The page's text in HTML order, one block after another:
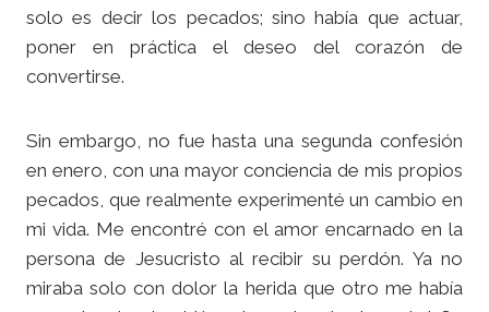
solo es decir los pecados; sino había que actuar,
poner en práctica el deseo del corazón de
convertirse.
Sin embargo, no fue hasta una segunda confesión
en enero, con una mayor conciencia de mis propios
pecados, que realmente experimenté un cambio en
mi vida. Me encontré con el amor encarnado en la
persona de Jesucristo al recibir su perdón. Ya no
miraba solo con dolor la herida que otro me había